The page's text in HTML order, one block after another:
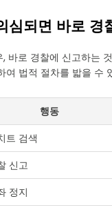
심되면 바로 경
바로 경찰에 신고하는
여 법적 절차를 밟을 수
행동
트 검색
신고
정지